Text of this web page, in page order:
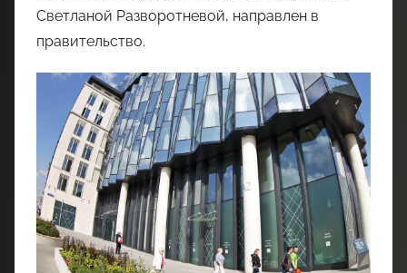
Светланой Разворотневой, направлен в
правительство.